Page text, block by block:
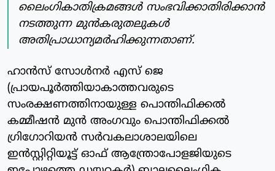
ലൈംഗികാതിക്രമങ്ങള്‍ സംഭവിക്കാതിരിക്കാന്‍
നടത്തുന്ന മുന്‍കരുതലുകള്‍
അതിപ്രാധാന്യമര്‍ഹിക്കുന്നതാണ്.
ഹാന്‍സ് സോള്‍നര്‍ എസ് ജെ
(പ്രായപൂര്‍ത്തിയാകാത്തവരുടെ
സംരക്ഷണത്തിനായുള്ള പൊന്തിഫിക്കല്‍
കമ്മീഷന്‍ മുന്‍ അംഗവും പൊന്തിഫിക്കല്‍
ഗ്രിഗോറിയന്‍ സര്‍വകലാശാലയിലെ
ഇന്‍സ്റ്റിറ്റിയൂട്ട് ഓഫ് ആന്ത്രോപോളജിയുടെ